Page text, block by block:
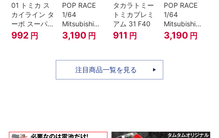
01 トミカ ス
カイライン タ
ーボ スーパー
シルエット
992 円
POP RACE
1/64
Mitsubishi
Starion Black
3,190 円
タカラトミー
トミカプレミ
アム 31 F40
911 円
POP RACE
1/64
Mitsubishi
Starion Black
3,190 円
注目商品一覧を見る